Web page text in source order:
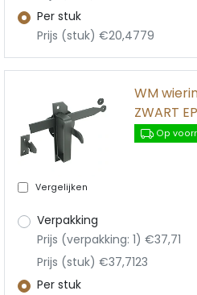
Per stuk
Prijs (stuk) €20,4779
Vergelijken
WM
ZWART
Op
Verpakking
Prijs (verpakking: 1) €37,71
Prijs (stuk) €37,7123
Per stuk